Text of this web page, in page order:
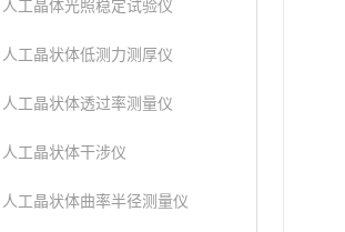
人工晶体光照稳定试验仪
人工晶状体低测力测厚仪
人工晶状体透过率测量仪
人工晶状体干涉仪
人工晶状体曲率半径测量仪